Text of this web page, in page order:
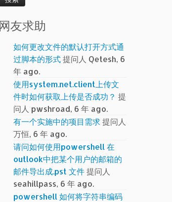
网友求助
如何更改文件的默认打开方式通
过脚本的形式提问人 Qetesh, 6
年 ago.
使用system.net.client上传文
件时如何获取上传是否成功？ 提
问人 pwshroad, 6 年 ago.
有一个实施中的项目需求提问人
万恒, 6 年 ago.
请问如何使用powershell 在
outlook中把某个用户的邮箱的
邮件导出成.pst 文件提问人
seahillpass, 6 年 ago.
powershell 如何将字符串编码